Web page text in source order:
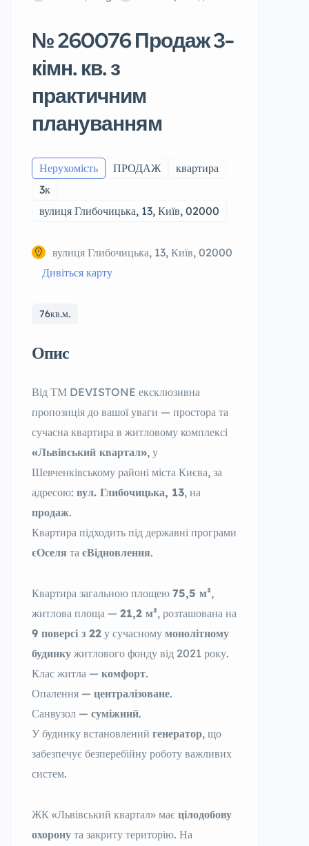
№ 260076 Продаж 3-
кімн. кв. з
практичним
плануванням
Нерухомість ПРОДАЖ
квартира
3к
вулиця Глибочицька, 13, Київ, 02000
вулиця Глибочицька, 13, Київ, 02000
Дивіться карту
76кв.м.
Опис
Від ТМ DEVISTONE ексклюзивна
пропозиція до вашої уваги — простора та
сучасна квартира в житловому комплексі
«Львівський квартал», у
Шевченківському районі міста Києва, за
адресою: вул. Глибочицька, 13, на
продаж.
Квартира підходить під державні програми
єОселя та єВідновлення.
Квартира загальною площею 75,5 м²,
житлова площа — 21,2 м², розташована на
9 поверсі з 22 у сучасному монолітному
будинку житлового фонду від 2021 року.
Клас житла — комфорт.
Опалення — централізоване.
Санвузол — суміжний.
У будинку встановлений генератор, що
забезпечує безперебійну роботу важливих
систем.
ЖК «Львівський квартал» має цілодобову
охорону та закриту територію. На